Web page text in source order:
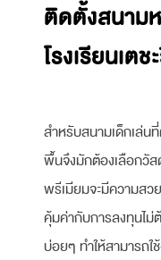
ติดตั้งสนาม
โรงเรียนเตช
สำหรับสนามเด็กเล่
พื้นจึงมักต้องเลือกวั
พรีเมียมจะมีความสว
คุ้มค่ากับการลงทุนไ
บ่อยๆ ทำให้สามารถใ